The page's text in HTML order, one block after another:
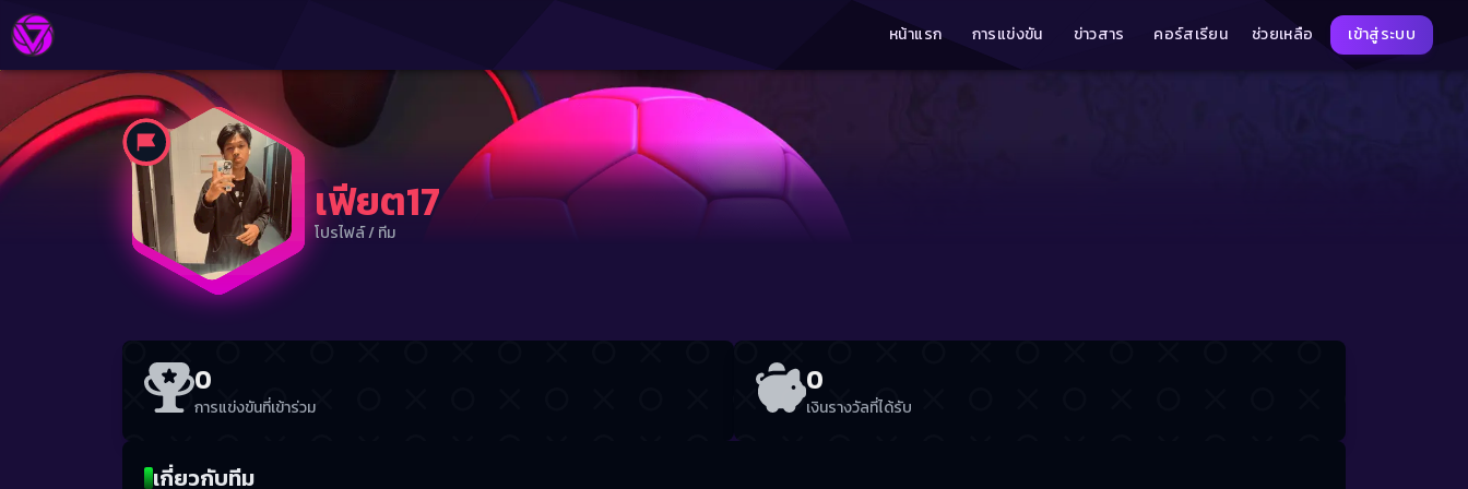
หน้าแรก การแข่งขัน ข่าวสาร คอร์สเรียน ช่วยเหลือ เข้าสู่ระบบ
เฟียต17
โปรไฟล์/ทีม
0
การแข่งขันที่เข้าร่วม
0
เงินรางวัลที่ได้รับ
เกี่ยวกับทีม